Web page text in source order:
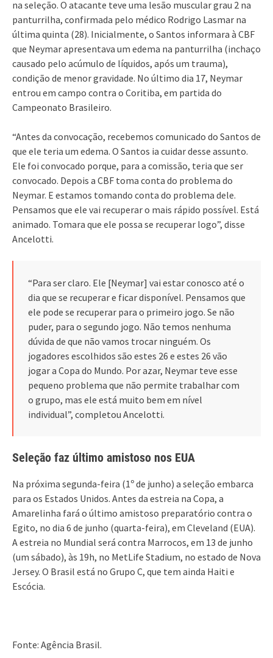
na seleção. O atacante teve uma lesão muscular grau 2 na
panturrilha, confirmada pelo médico Rodrigo Lasmar na
última quinta (28). Inicialmente, o Santos informara à CBF
que Neymar apresentava um edema na panturrilha (inchaço
causado pelo acúmulo de líquidos, após um trauma),
condição de menor gravidade. No último dia 17, Neymar
entrou em campo contra o Coritiba, em partida do
Campeonato Brasileiro.
“Antes da convocação, recebemos comunicado do Santos de
que ele teria um edema. O Santos ia cuidar desse assunto.
Ele foi convocado porque, para a comissão, teria que ser
convocado. Depois a CBF toma conta do problema do
Neymar. E estamos tomando conta do problema dele.
Pensamos que ele vai recuperar o mais rápido possível. Está
animado. Tomara que ele possa se recuperar logo”, disse
Ancelotti.
“Para ser claro. Ele [Neymar] vai estar conosco até o
dia que se recuperar e ficar disponível. Pensamos que
ele pode se recuperar para o primeiro jogo. Se não
puder, para o segundo jogo. Não temos nenhuma
dúvida de que não vamos trocar ninguém. Os
jogadores escolhidos são estes 26 e estes 26 vão
jogar a Copa do Mundo. Por azar, Neymar teve esse
pequeno problema que não permite trabalhar com
o grupo, mas ele está muito bem em nível
individual”, completou Ancelotti.
Seleção faz último amistoso nos EUA
Na próxima segunda-feira (1º de junho) a seleção embarca
para os Estados Unidos. Antes da estreia na Copa, a
Amarelinha fará o último amistoso preparatório contra o
Egito, no dia 6 de junho (quarta-feira), em Cleveland (EUA).
A estreia no Mundial será contra Marrocos, em 13 de junho
(um sábado), às 19h, no MetLife Stadium, no estado de Nova
Jersey. O Brasil está no Grupo C, que tem ainda Haiti e
Escócia.
Fonte: Agência Brasil.